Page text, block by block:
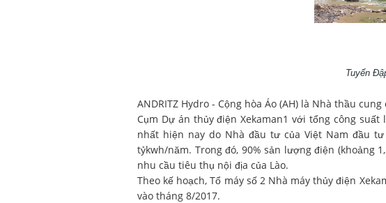
Tuyến
ANDRITZ Hydro - Cộng hòa Áo (AH) là Nhà thầu
Cụm Dự án thủy điện Xekaman1 với tổng công
nhất hiện nay do Nhà đầu tư của Việt Nam đầu
tỷkwh/năm. Trong đó, 90% sản lượng điện (khoảng
nhu cầu tiêu thụ nội địa của Lào.
Theo kế hoạch, Tổ máy số 2 Nhà máy thủy điện
vào tháng 8/2017.